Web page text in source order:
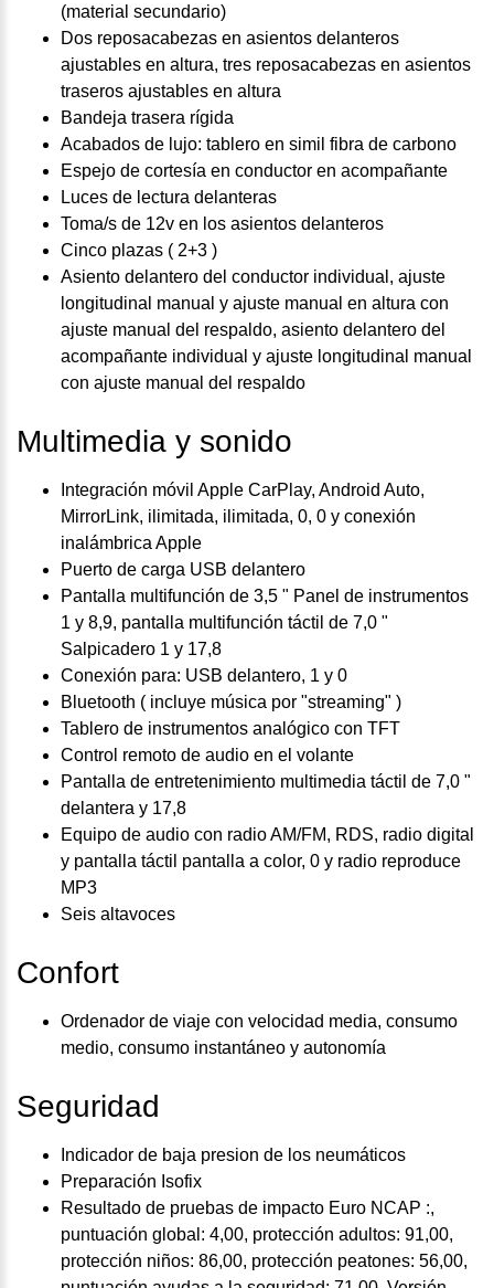
(material secundario)
Dos reposacabezas en asientos delanteros
ajustables en altura, tres reposacabezas en asientos
traseros ajustables en altura
Bandeja trasera rígida
Acabados de lujo: tablero en simil fibra de carbono
Espejo de cortesía en conductor en acompañante
Luces de lectura delanteras
Toma/s de 12v en los asientos delanteros
Cinco plazas ( 2+3 )
Asiento delantero del conductor individual, ajuste
longitudinal manual y ajuste manual en altura con
ajuste manual del respaldo, asiento delantero del
acompañante individual y ajuste longitudinal manual
con ajuste manual del respaldo
Multimedia y sonido
Integración móvil Apple CarPlay, Android Auto,
MirrorLink, ilimitada, ilimitada, 0, 0 y conexión
inalámbrica Apple
Puerto de carga USB delantero
Pantalla multifunción de 3,5 " Panel de instrumentos
1 y 8,9, pantalla multifunción táctil de 7,0 "
Salpicadero 1 y 17,8
Conexión para: USB delantero, 1 y 0
Bluetooth ( incluye música por "streaming" )
Tablero de instrumentos analógico con TFT
Control remoto de audio en el volante
Pantalla de entretenimiento multimedia táctil de 7,0 "
delantera y 17,8
Equipo de audio con radio AM/FM, RDS, radio digital
y pantalla táctil pantalla a color, 0 y radio reproduce
MP3
Seis altavoces
Confort
Ordenador de viaje con velocidad media, consumo
medio, consumo instantáneo y autonomía
Seguridad
Indicador de baja presion de los neumáticos
Preparación Isofix
Resultado de pruebas de impacto Euro NCAP :,
puntuación global: 4,00, protección adultos: 91,00,
protección niños: 86,00, protección peatones: 56,00,